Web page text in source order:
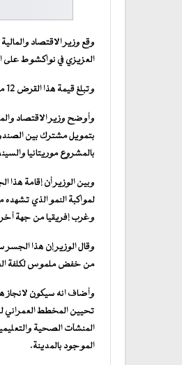
وقع وزير الاقتصاد
العزيزي في نواكشوط على
وتبلغ قيمة هذا القرض 12 مليار أوقية من اصل 35 مليار أوقية هي التكلفة الاجمالية لهذه المنشأة الاستراتيجية.
وأوضح وزير الاقتصاد
بتمويل مشترك بين الصندوق
بالمشروع موريتانيا
وبين الوزير أن إقامة هذا
لمواكبة النمو الذي تشهده
وغرب إفريقيا من جهة
من خفض ملموس لكلفة
وأضاف انه سيكون لانجاز
تحيين المخطط العمراني
المنشآت الصحية
الموجود بالمدينة.